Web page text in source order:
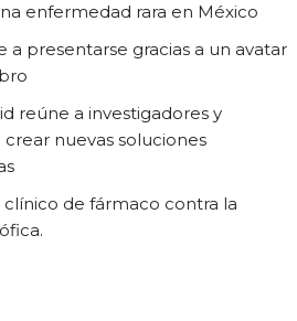
enfermedad rara en México
a presentarse gracias a un avatar
reúne a investigadores y
nuevas soluciones
clínico de fármaco contra la